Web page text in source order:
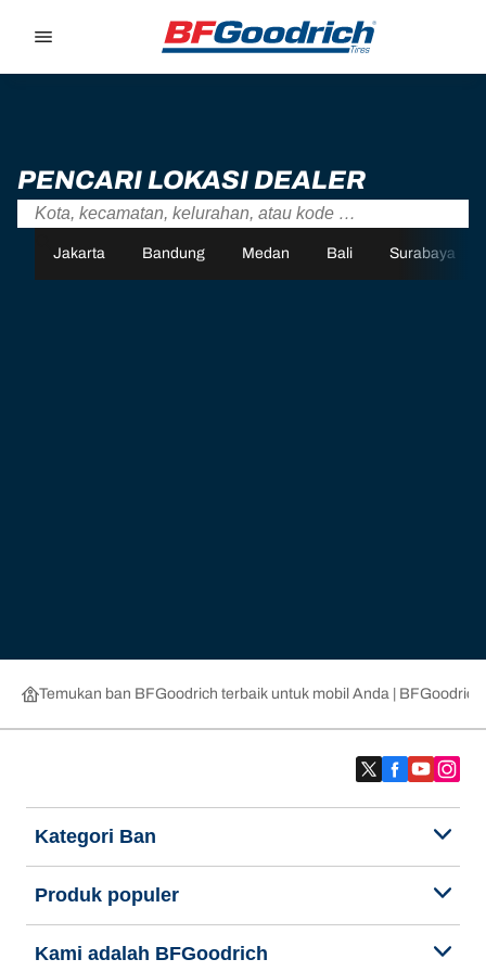
PENCARI LOKASI DEALER
Jakarta Bandung Medan Bali Surabaya
Temukan ban BFGoodrich terbaik untuk mobil Anda |
Kategori Ban
Produk populer
Kami adalah BFGoodrich